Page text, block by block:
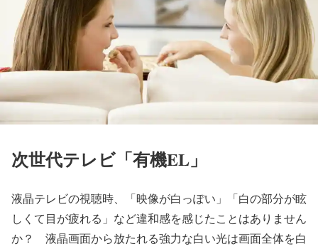
次世代テレビ「有機EL」
液晶テレビの視聴時、「映像が白っぽい」「白の部分が眩
しくて目が疲れる」など違和感を感じたことはありません
か？ 液晶画面から放たれる強力な白い光は画面全体を白